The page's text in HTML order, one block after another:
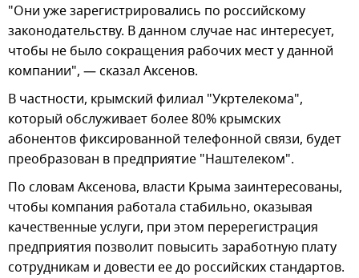
"Они уже зарегистрировались по российскому
законодательству. В данном случае нас интересует,
чтобы не было сокращения рабочих мест у данной
компании", — сказал Аксенов.
В частности, крымский филиал "Укртелекома",
который обслуживает более 80% крымских
абонентов фиксированной телефонной связи, будет
преобразован в предприятие "Наштелеком".
По словам Аксенова, власти Крыма заинтересованы,
чтобы компания работала стабильно, оказывая
качественные услуги, при этом перерегистрация
предприятия позволит повысить заработную плату
сотрудникам и довести ее до российских стандартов.